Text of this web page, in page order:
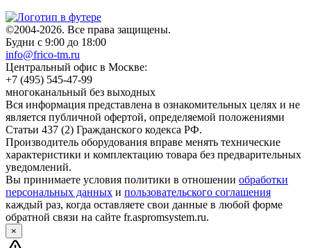
©2004-2026. Все права защищены.
Будни с 9:00 до 18:00
info@frico-tm.ru
Центральный офис в Москве:
+7 (495) 545-47-99
многоканальный без выходных
Вся информация представлена в ознакомительных целях и не
является публичной офертой, определяемой положениями
Статьи 437 (2) Гражданского кодекса РФ.
Производитель оборудования вправе менять технические
характеристики и комплектацию товара без предварительных
уведомлений.
Вы принимаете условия политики в отношении обработки
персональных данных и пользовательского соглашения
каждый раз, когда оставляете свои данные в любой форме
обратной связи на сайте fr.aspromsystem.ru.
×